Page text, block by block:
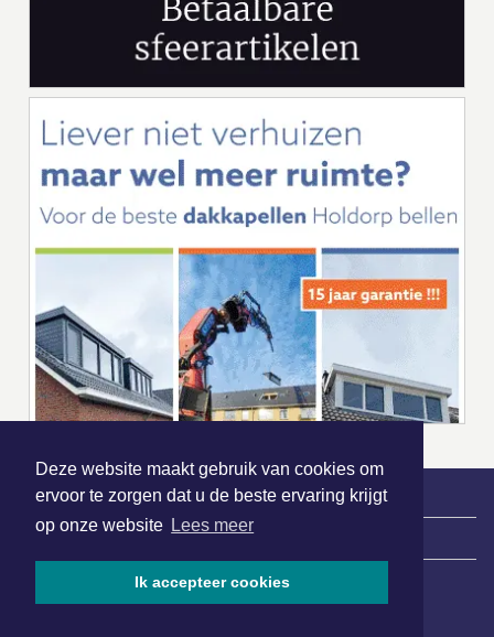
Deze website maakt gebruik van cookies om
ervoor te zorgen dat u de beste ervaring krijgt
op onze website Lees meer
Ik accepteer cookies
Nieuws | Sport | Evenementen